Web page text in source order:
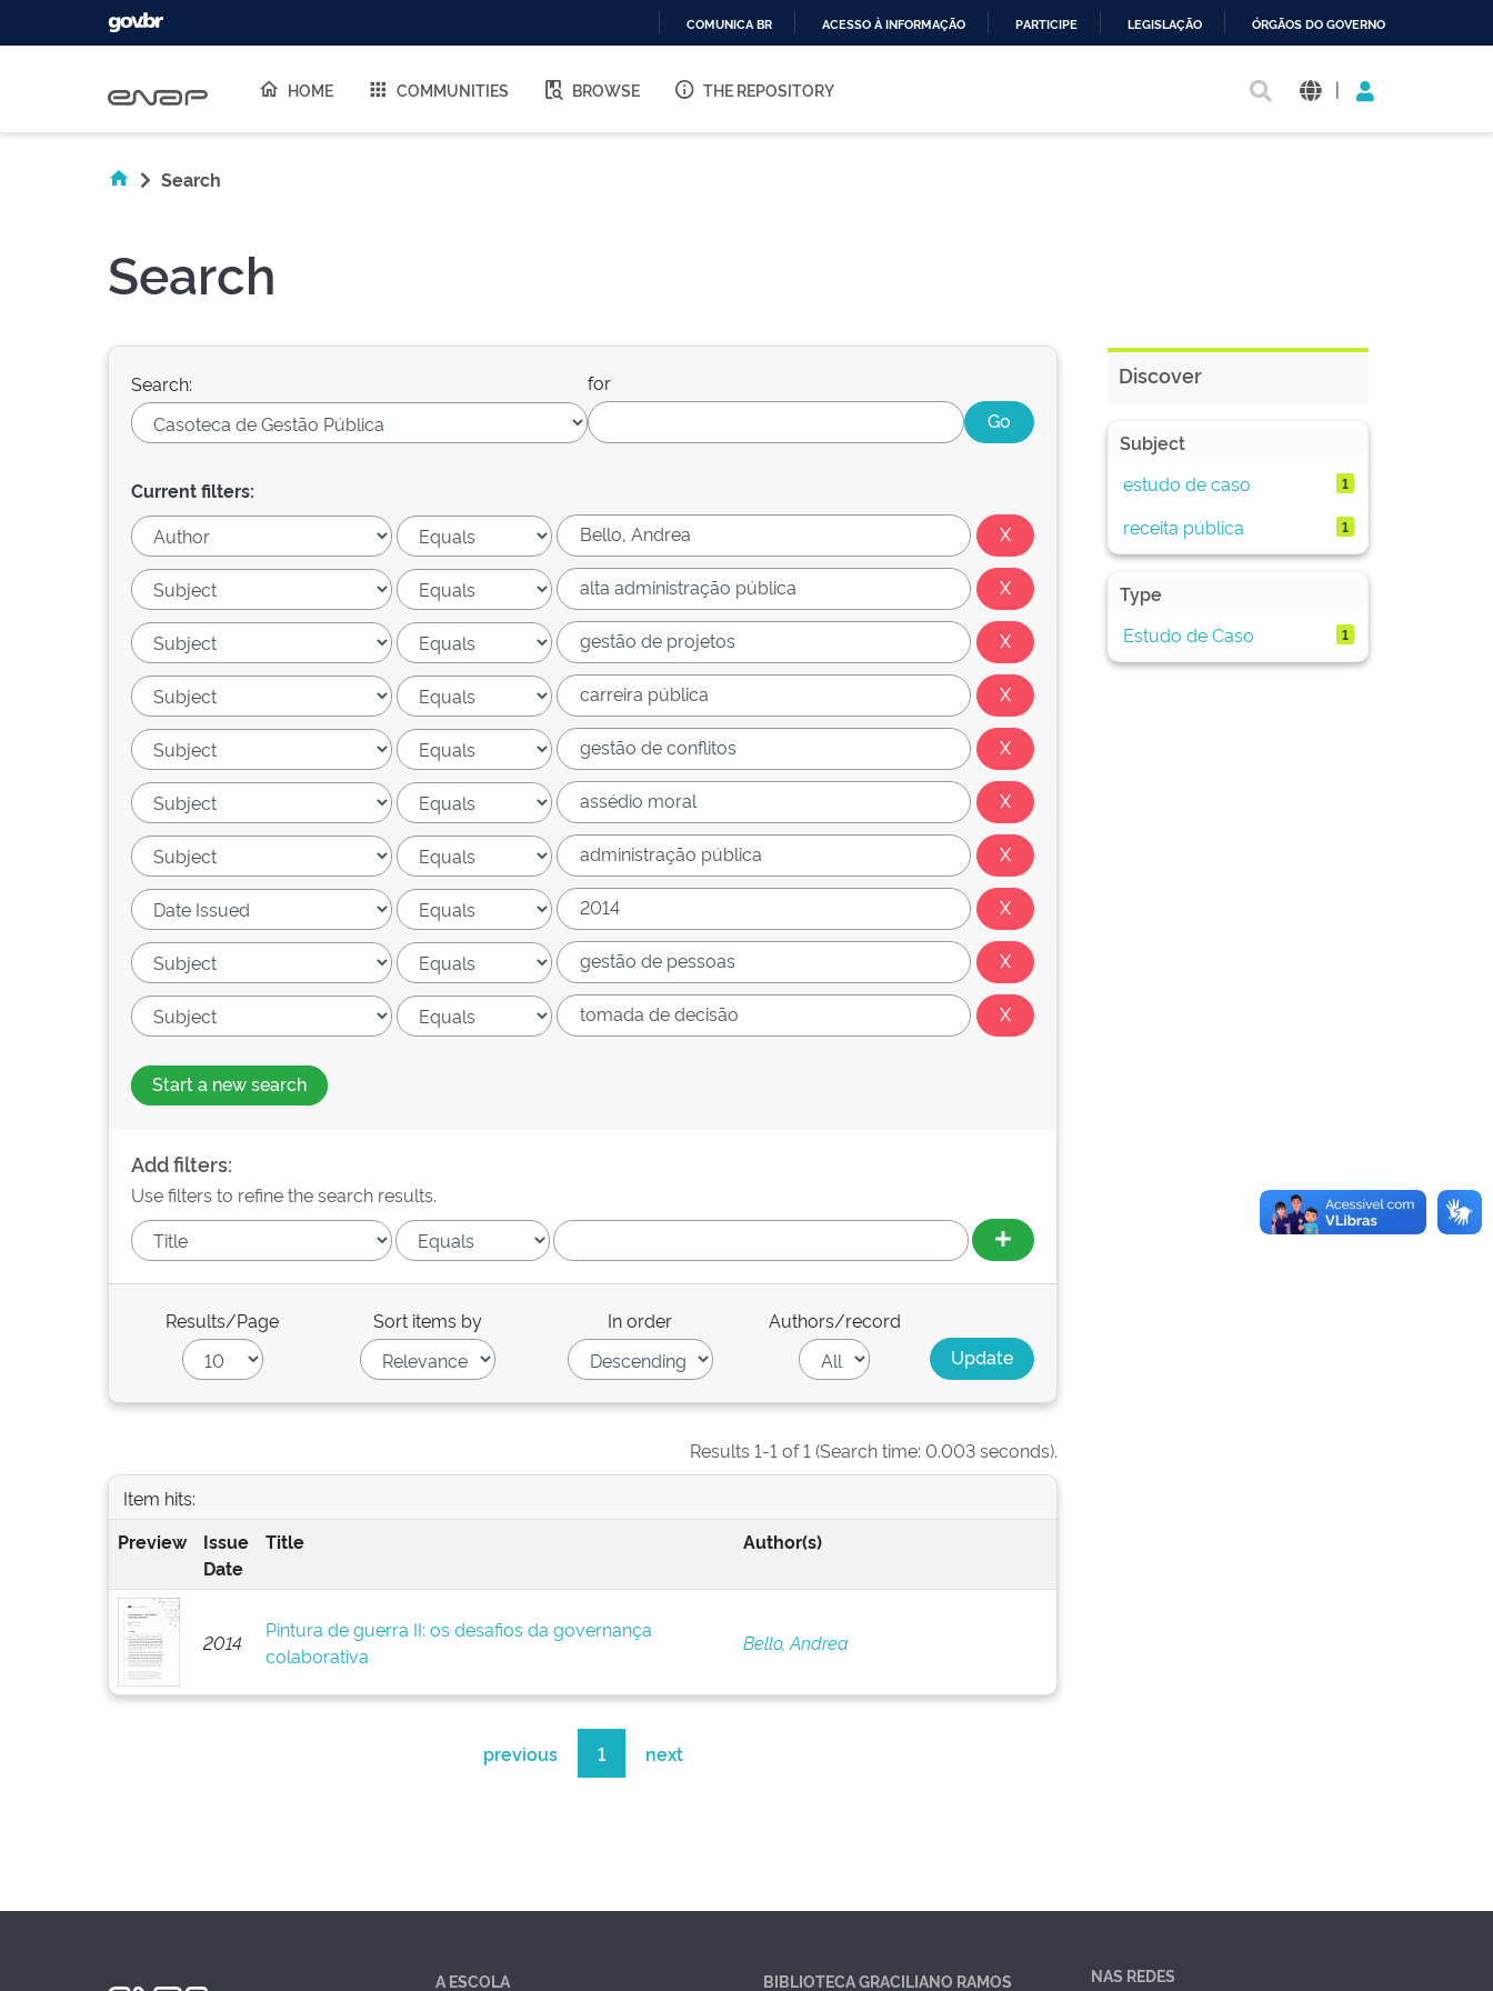
O
COMUNICA BR ACESSO À INFORMAÇÃO PARTICIPE LEGISLAÇÃO ÓRGÃOS DO GOVERNO
HOME COMMUNITIES BROWSE THE REPOSITORY |
Search
Search
Search: for
Current filters:
Start a new search
Add filters:
Use filters to refine the search results.
Results/Page Sort items by In order Authors/record
Results 1-1 of 1 (Search time: 0.003 seconds).
Item hits:
Preview
Issue
Date
Title Author(s)
2014
Pintura de guerra II: os desafios da governança
colaborativa
Bello, Andrea
previous 1 next
Discover
Subject
estudo de caso
1
receita pública 1
Type
Estudo de Caso
1
A ESCOLA BIBLIOTECA GRACILIANO RAMOS NAS REDES